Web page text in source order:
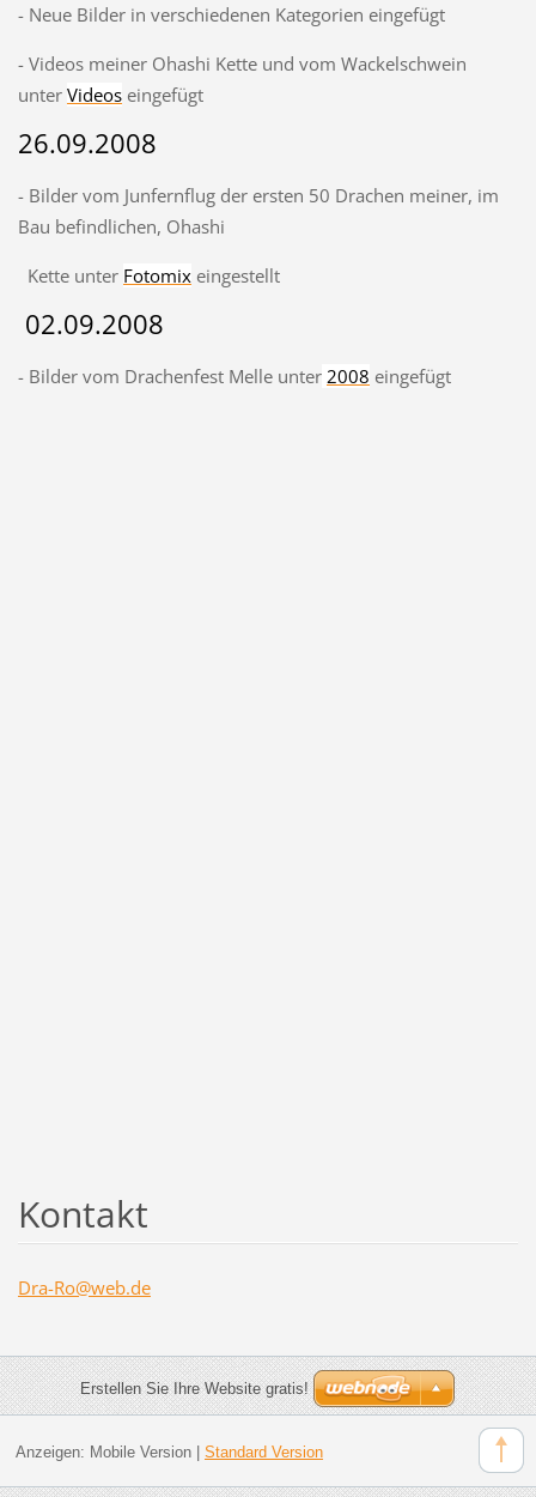
- Neue Bilder in verschiedenen Kategorien eingefügt
- Videos meiner Ohashi Kette und vom Wackelschwein
unter Videoseingefügt
26.09.2008
- Bilder vom Junfernflug der ersten 50 Drachen meiner, im
Bau befindlichen, Ohashi
Kette unter Fotomix eingestellt
02.09.2008
- Bilder vom Drachenfest Melle unter 2008 eingefügt
Kontakt
Dra-Ro@web.de
Erstellen Sie Ihre Website gratis!
Anzeigen: Mobile Version| Standard Version